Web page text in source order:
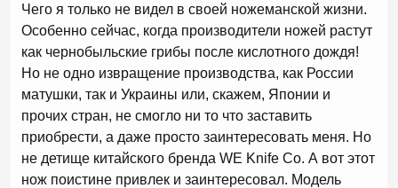
Чего я только не видел в своей ножеманской жизни.
Особенно сейчас, когда производители ножей растут
как чернобыльские грибы после кислотного дождя!
Но не одно извращение производства, как России
матушки, так и Украины или, скажем, Японии и
прочих стран, не смогло ни то что заставить
приобрести, а даже просто заинтересовать меня. Но
не детище китайского бренда WE Knife Co. А вот этот
нож поистине привлек и заинтересовал. Модель